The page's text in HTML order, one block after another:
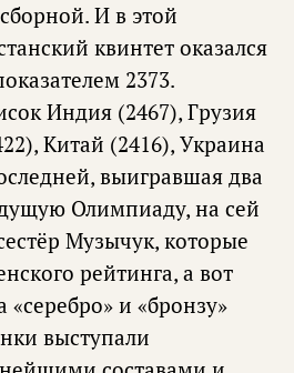
И в этой
квинтет оказался
2373.
Индия (2467), Грузия
Китай (2416), Украина
выигравшая два
Олимпиаду, на сей
Музычук, которые
рейтинга, а вот
«серебро» и «бронзу»
выступали